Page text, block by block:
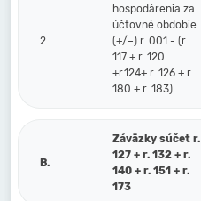
2.
hospodárenia za
účtovné obdobie
(+/–) r. 001 - (r.
117 + r. 120
+r.124+ r. 126 + r.
180 + r. 183)
B.
Záväzky súčet r.
127 + r. 132 + r.
140 + r. 151 + r.
173